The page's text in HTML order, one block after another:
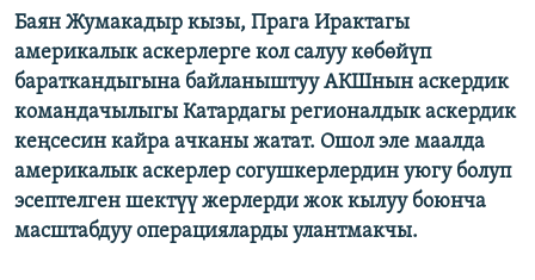
БИЗ ЖАНА ДҮЙНӨ
ДАНИСТЕ
ЭЖЕ-СИҢДИЛЕР
АЗАТТЫК+
ЫҢГАЙСЫЗ СУРООЛОР
Русский
ОНЛАЙН ШЕРИНЕ
Баян Жумакадыр кызы, Прага Ирактагы
америкалык аскерлерге кол салуу көбөйүп
бараткандыгына байланыштуу АКШнын аскердик
командачылыгы Катардагы регионалдык аскердик
кеңсесин кайра ачканы жатат. Ошол эле маалда
америкалык аскерлер согушкерлердин уюгу болуп
эсептелген шектүү жерлерди жок кылуу боюнча
масштабдуу операцияларды улантмакчы.